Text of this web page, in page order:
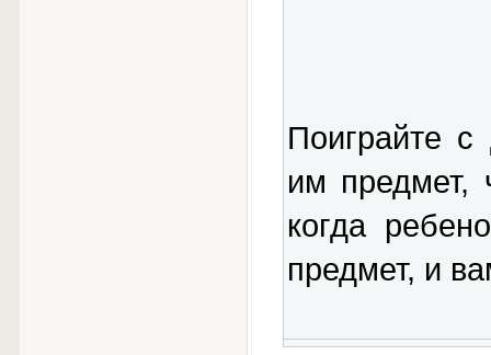
Поиграйте
им предмет,
когда
предмет, и